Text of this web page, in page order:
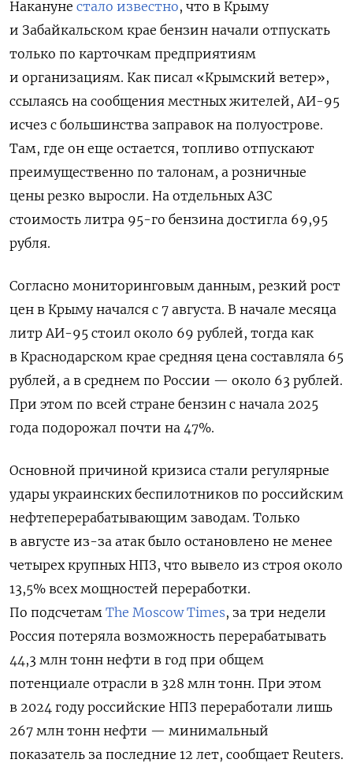
Накануне стало известно, что в Крыму
и Забайкальском крае бензин начали отпускать
только по карточкам предприятиям
и организациям. Как писал «Крымский ветер»,
ссылаясь на сообщения местных жителей, АИ-95
исчез с большинства заправок на полуострове.
Там, где он еще остается, топливо отпускают
преимущественно по талонам, а розничные
цены резко выросли. На отдельных АЗС
стоимость литра 95-го бензина достигла 69,95
рубля.
Согласно мониторинговым данным, резкий рост
цен в Крыму начался с 7 августа. В начале месяца
литр АИ-95 стоил около 69 рублей, тогда как
в Краснодарском крае средняя цена составляла 65
рублей, а в среднем по России — около 63 рублей.
При этом по всей стране бензин с начала 2025
года подорожал почти на 47%.
Основной причиной кризиса стали регулярные
удары украинских беспилотников по российским
нефтеперерабатывающим заводам. Только
в августе из-за атак было остановлено не менее
четырех крупных НПЗ, что вывело из строя около
13,5% всех мощностей переработки.
По подсчетам The Moscow Times, за три недели
Россия потеряла возможность перерабатывать
44,3 млн тонн нефти в год при общем
потенциале отрасли в 328 млн тонн. При этом
в 2024 году российские НПЗ переработали лишь
267 млн тонн нефти — минимальный
показатель за последние 12 лет, сообщает Reuters.